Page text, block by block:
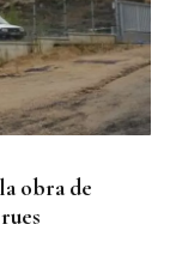
obra de